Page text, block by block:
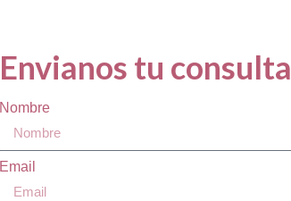
Envianos tu consulta
Nombre
Email